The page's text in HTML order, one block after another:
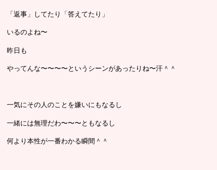
「返事」してたり「答えてたり」
いるのよね〜
昨日も
やってんな〜〜〜〜というシーンがあったりね〜汗＾＾
一気にその人のことを嫌いにもなるし
一緒には無理だわ〜〜〜ともなるし
何より本性が一番わかる瞬間＾＾